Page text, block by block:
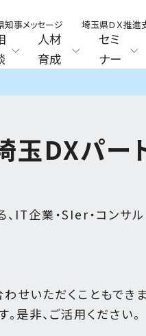
人材
育成
セミ
ナー
知事メッセージ 埼玉県ＤＸ推進
玉DXパー
IT企業・SIer・コンサ
せいただくこともできま
是非、ご活用ください。